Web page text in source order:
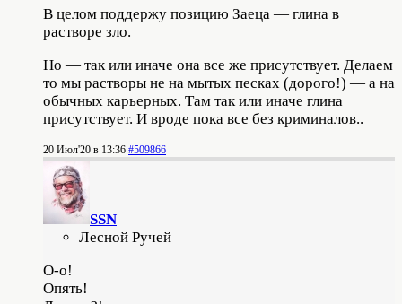
В целом поддержу позицию Заеца — глина в
растворе зло.
Но — так или иначе она все же присутствует. Делаем
то мы растворы не на мытых песках (дорого!) — а на
обычных карьерных. Там так или иначе глина
присутствует. И вроде пока все без криминалов..
20 Июл'20 в 13:36 #509866
SSN
Лесной Ручей
О-о!
Опять!